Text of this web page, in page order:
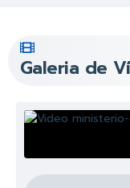
Galeria de